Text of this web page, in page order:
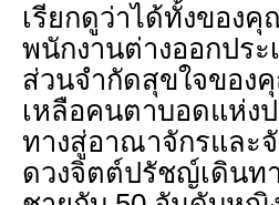
เรียกดูว่าได้ทั้งของ
พนักงานต่างออกปร
ส่วนจำกัดสุขใจของ
เหลือคนตาบอดแห่ง
ทางสู่อาณาจักรและ
ดวงจิตต์ปรัชญ์เดินท